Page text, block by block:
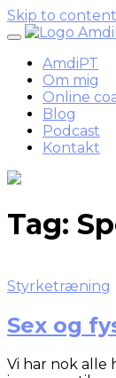
Skip to content
AmdiPT
Om mig
Online
Blog
Podcast
Kontakt
Tag:
Styrketræning
Sex og
Vi har nok alle